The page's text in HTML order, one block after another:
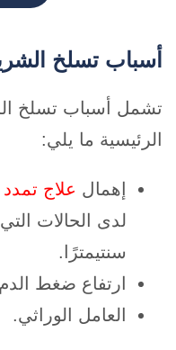
أسباب تسلخ
تشمل أسباب تسلخ
الرئيسية ما يلي:
إهمال علاج
سنتيمترًا.
ارتفاع ضغط
العامل الوراثي.